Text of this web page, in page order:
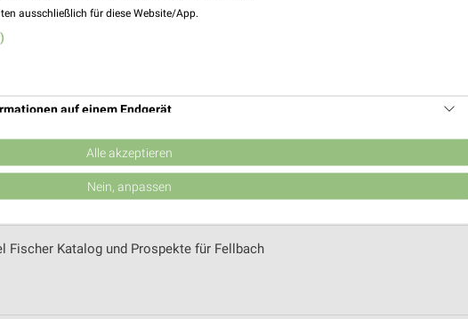
und Angebote für Ludwigsburg
Filialen & Öffnungszeiten für Stuttgart
Fischer Katalog und Prospekte für Fellbach
ausschließlich für diese Website/App.
auf einem Endgerät
von Werbeanzeigen
Werbung
von Inhalten
Alle akzeptieren
Nein, anpassen